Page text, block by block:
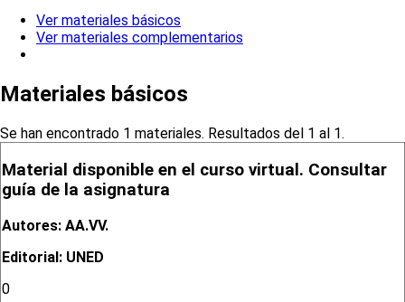
Ver materiales básicos
Ver materiales complementarios
Materiales básicos
Se han encontrado 1 materiales. Resultados del 1 al 1.
Material disponible en el curso virtual. Consultar
guía de la asignatura
Autores: AA.VV.
Editorial: UNED
0